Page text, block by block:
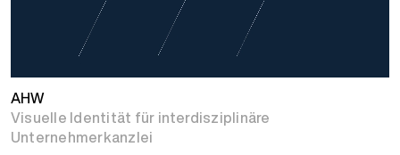
AHW
Visuelle Identität für interdisziplinäre
Unternehmerkanzlei